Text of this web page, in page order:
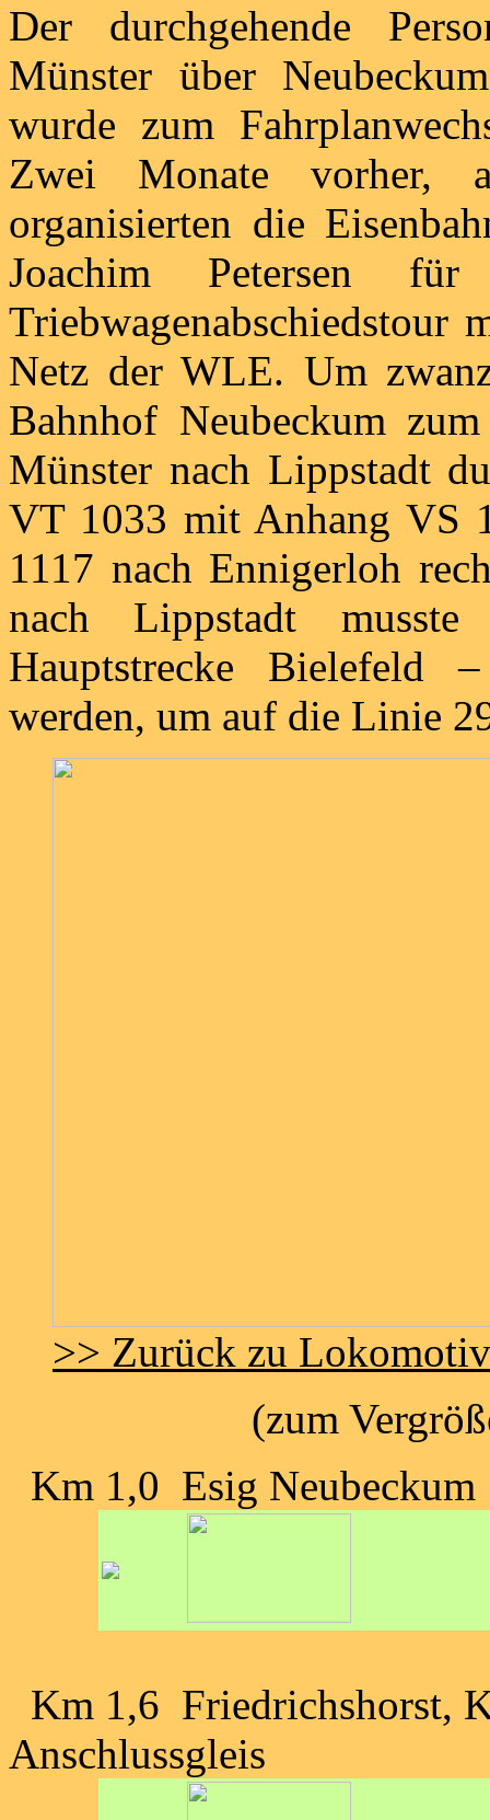
Der durchgehende
Münster über
wurde zum
Zwei Monate vorher,
organisierten die
Joachim Petersen
Netz der WLE. Um
Bahnhof Neubeckum
Münster nach Lippstadt
VT 1033 mit Anhang VS
1117 nach Ennigerloh
nach Lippstadt
Hauptstrecke Bielefeld
werden, um auf die Linie
>> Zurück zu
(zum
Km 1,0 Esig Neubeckum
Km 1,6 Friedrichshorst,
Anschlussgleis